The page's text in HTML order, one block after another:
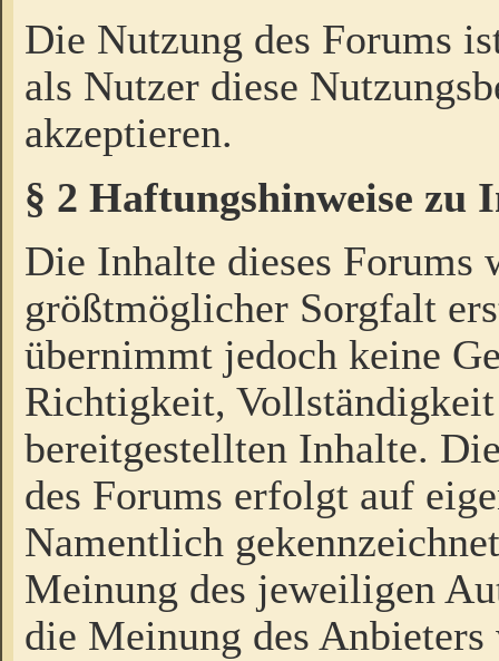
Die Nutzung des Forums
als Nutzer diese
akzeptieren.
§ 2 Haftungshinweise zu
Die Inhalte dieses Forums
größtmöglicher Sorgfalt
übernimmt jedoch keine
Richtigkeit,
bereitgestellten Inhalte.
des Forums erfolgt auf
Namentlich
Meinung des jeweiligen
die Meinung des Anbieters